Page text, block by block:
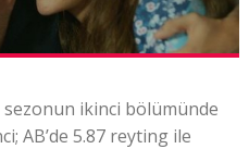
ikinci bölümünde
AB’de 5.87 reyting ile